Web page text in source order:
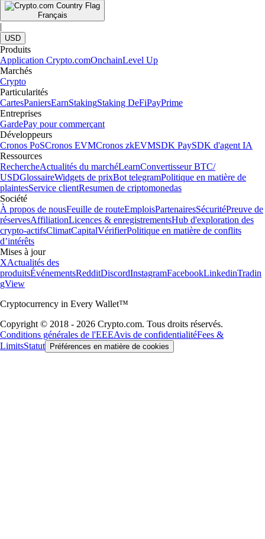
Français
|
USD
Produits
Application Crypto.comOnchainLevel Up
Marchés
Crypto
Particularités
CartesPaniersEarnStakingStaking DeFiPayPrime
Entreprises
GardePay pour commerçant
Développeurs
Cronos PoSCronos EVMCronos zkEVMSDK PaySDK d'agent IA
Ressources
RechercheActualités du marchéLearnConvertisseur BTC/
USDGlossaireWidgets de prixBot telegramPolitique en matière de
plaintesService clientResumen de criptomonedas
Société
À propos de nousFeuille de routeEmploisPartenairesSécuritéPreuve de
réservesAffiliationLicences & enregistrementsHub d'exploration des
crypto-actifsClimatCapitalVérifierPolitique en matière de conflits
d’intérêts
Mises à jour
XActualités des
produitsÉvénementsRedditDiscordInstagramFacebookLinkedinTradin
gView
Cryptocurrency in Every Wallet™
Copyright © 2018 - 2026 Crypto.com. Tous droits réservés.
Conditions générales de l'EEEAvis de confidentialitéFees &
LimitsStatut Préférences en matière de cookies